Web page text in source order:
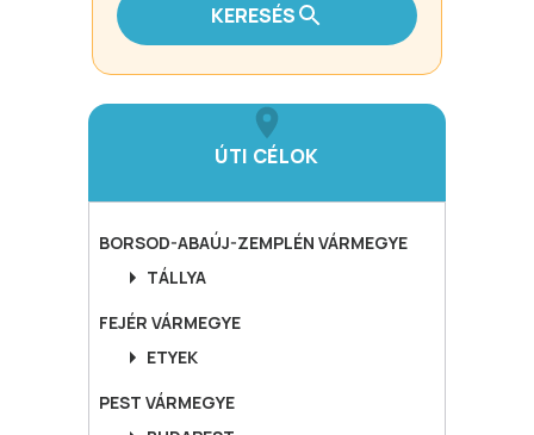
KERESÉS
ÚTI CÉLOK
BORSOD-ABAÚJ-ZEMPLÉN VÁRMEGYE
TÁLLYA
FEJÉR VÁRMEGYE
ETYEK
PEST VÁRMEGYE